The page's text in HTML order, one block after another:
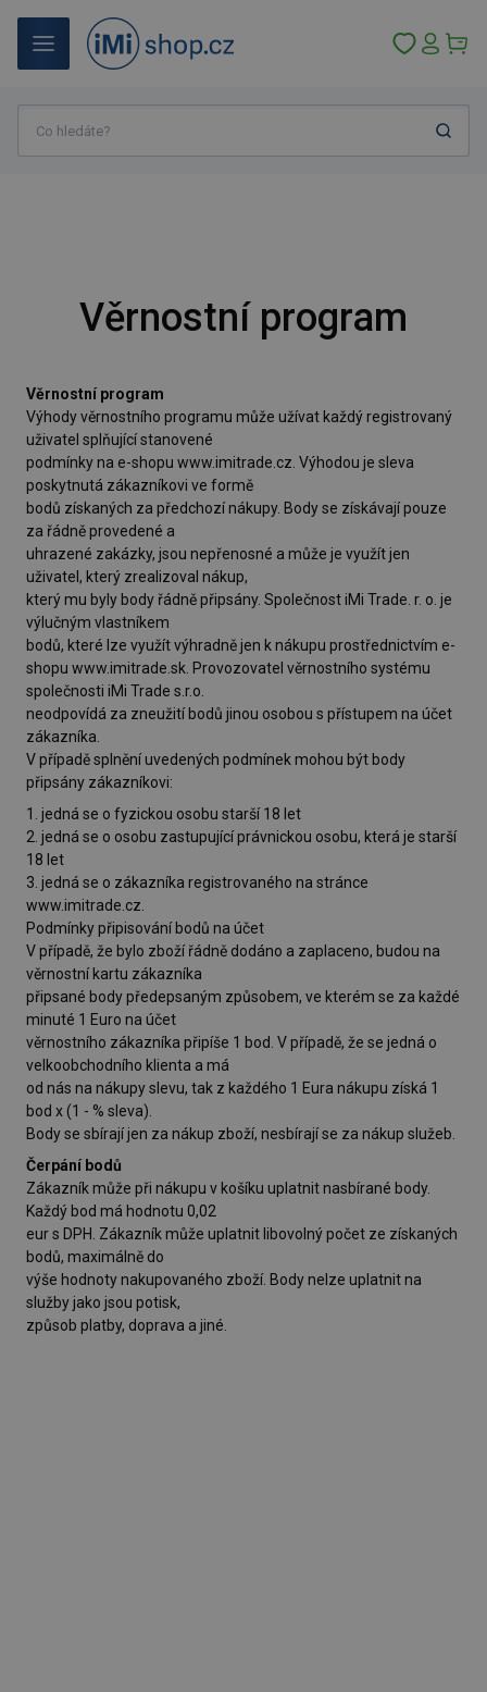
Věrnostní program
Věrnostní program
Výhody věrnostního programu může užívat každý registrovaný
uživatel splňující stanovené
podmínky na e-shopu www.imitrade.cz. Výhodou je sleva
poskytnutá zákazníkovi ve formě
bodů získaných za předchozí nákupy. Body se získávají pouze
za řádně provedené a
uhrazené zakázky, jsou nepřenosné a může je využít jen
uživatel, který zrealizoval nákup,
který mu byly body řádně připsány. Společnost iMi Trade. r. o. je
výlučným vlastníkem
bodů, které lze využít výhradně jen k nákupu prostřednictvím e-
shopu www.imitrade.sk. Provozovatel věrnostního systému
společnosti iMi Trade s.r.o.
neodpovídá za zneužití bodů jinou osobou s přístupem na účet
zákazníka.
V případě splnění uvedených podmínek mohou být body
připsány zákazníkovi:
1. jedná se o fyzickou osobu starší 18 let
2. jedná se o osobu zastupující právnickou osobu, která je starší
18 let
3. jedná se o zákazníka registrovaného na stránce
www.imitrade.cz.
Podmínky připisování bodů na účet
V případě, že bylo zboží řádně dodáno a zaplaceno, budou na
věrnostní kartu zákazníka
připsané body předepsaným způsobem, ve kterém se za každé
minuté 1 Euro na účet
věrnostního zákazníka připíše 1 bod. V případě, že se jedná o
velkoobchodního klienta a má
od nás na nákupy slevu, tak z každého 1 Eura nákupu získá 1
bod x (1 - % sleva).
Body se sbírají jen za nákup zboží, nesbírají se za nákup služeb.
Čerpání bodů
Zákazník může při nákupu v košíku uplatnit nasbírané body.
Každý bod má hodnotu 0,02
eur s DPH. Zákazník může uplatnit libovolný počet ze získaných
bodů, maximálně do
výše hodnoty nakupovaného zboží. Body nelze uplatnit na
služby jako jsou potisk,
způsob platby, doprava a jiné.